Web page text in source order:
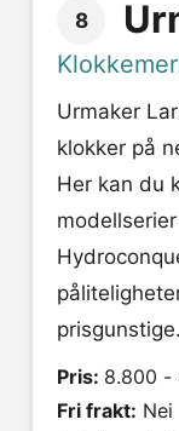
8
Urmaker
klokker på
Her kan du
prisgunstige.
Pris:
Fri frakt: Nei